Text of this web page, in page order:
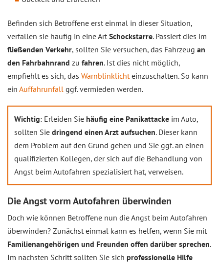
Befinden sich Betroffene erst einmal in dieser Situation,
verfallen sie häufig in eine Art Schockstarre. Passiert dies im
fließenden Verkehr, sollten Sie versuchen, das Fahrzeug an
den Fahrbahnrand zu fahren. Ist dies nicht möglich,
empfiehlt es sich, das Warnblinklichteinzuschalten. So kann
ein Auffahrunfall ggf. vermieden werden.
Wichtig: Erleiden Sie häufig eine Panikattacke im Auto,
sollten Sie dringend einen Arzt aufsuchen. Dieser kann
dem Problem auf den Grund gehen und Sie ggf. an einen
qualifizierten Kollegen, der sich auf die Behandlung von
Angst beim Autofahren spezialisiert hat, verweisen.
Die Angst vorm Autofahren überwinden
Doch wie können Betroffene nun die Angst beim Autofahren
überwinden? Zunächst einmal kann es helfen, wenn Sie mit
Familienangehörigen und Freunden offen darüber sprechen.
Im nächsten Schritt sollten Sie sich professionelle Hilfe